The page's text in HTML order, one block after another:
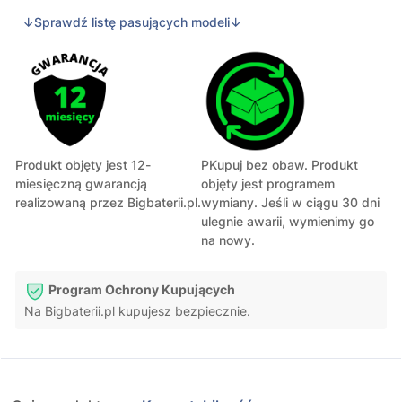
↓Sprawdź listę pasujących modeli↓
Produkt objęty jest 12-
miesięczną gwarancją
realizowaną przez Bigbaterii.pl.
PKupuj bez obaw. Produkt
objęty jest programem
wymiany. Jeśli w ciągu 30 dni
ulegnie awarii, wymienimy go
na nowy.
Program Ochrony Kupujących
Na Bigbaterii.pl kupujesz bezpiecznie.